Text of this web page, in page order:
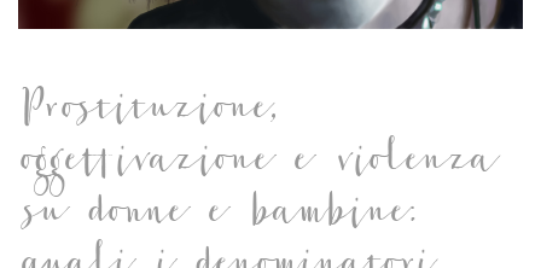
Prostituzione,
oggettivazione e violenza
su donne e bambine: